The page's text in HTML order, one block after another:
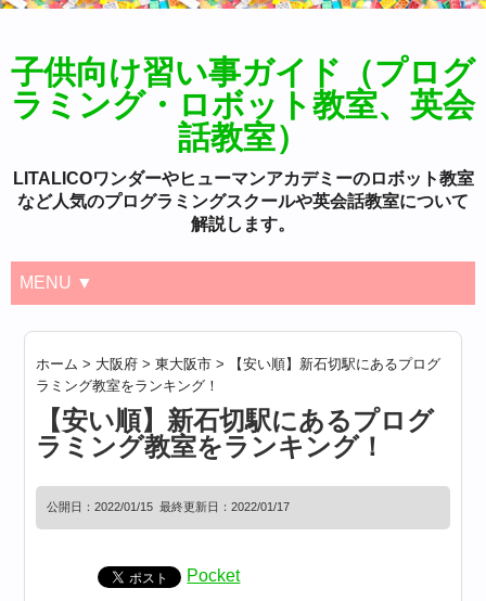
子供向け習い事ガイド（プログ
ラミング・ロボット教室、英会
話教室）
LITALICOワンダーやヒューマンアカデミーのロボット教室
など人気のプログラミングスクールや英会話教室について
解説します。
MENU ▼
ホーム > 大阪府 >東大阪市 >
【安い順】新石切駅にあるプログ
ラミング教室をランキング！
【安い順】新石切駅にあるプログ
ラミング教室をランキング！
公開日：2022/01/15 最終更新日：2022/01/17
Pocket